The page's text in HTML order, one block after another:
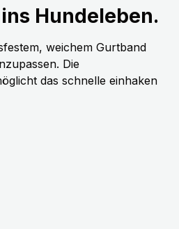
Hundeleben.
weichem Gurtband
Die
das schnelle einhaken